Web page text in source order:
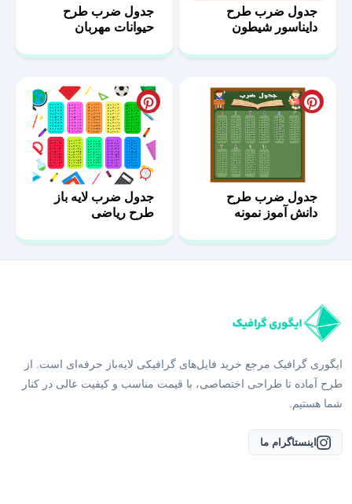
جدول ضرب طرح
دایناسور شیطون
جدول ضرب طرح
حیوانات مهربان
جدول ضرب طرح
دانش آموز نمونه
جدول ضرب لایه باز
طرح ریاضی
ایگوری گرافیک مرجع خرید فایل‌های گرافیکی لایه‌باز حرفه‌ای است. از
طرح آماده تا طراحی اختصاصی، با قیمت مناسب و کیفیت عالی در کنار
شما هستیم.
اینستاگرام ما